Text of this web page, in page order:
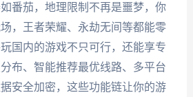
番茄，地理限制不再是噩梦，你
，王者荣耀、永劫无间等都能零
国内的游戏不只可行，还能享专
布、智能推荐最优线路、多平台
安全加密，这些功能链让你的游